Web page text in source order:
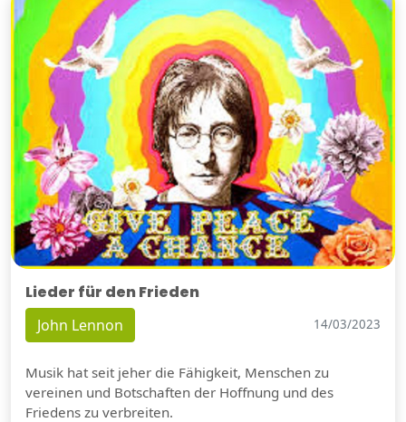
Lieder für den Frieden
John Lennon 14/03/2023
Musik hat seit jeher die Fähigkeit, Menschen zu
vereinen und Botschaften der Hoffnung und des
Friedens zu verbreiten.